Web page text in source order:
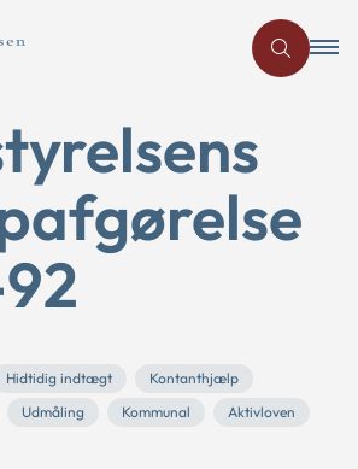
Hidtidig indtægt
Kontanthjælp
Udmåling Kommunal
Aktivloven